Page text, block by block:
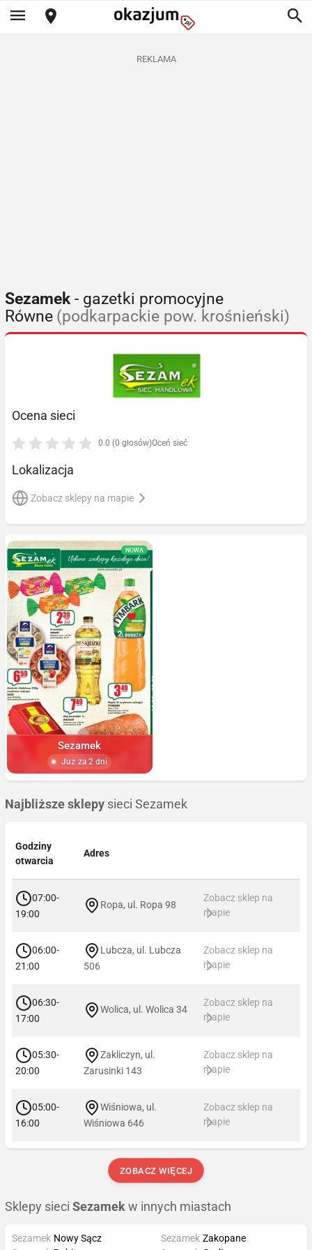
REKLAMA
Sezamek- gazetki promocyjne
Równe (podkarpackie pow. krośnieński)
Ocena sieci
0.0 (0 głosów)Oceń sieć
Lokalizacja
Zobacz sklepy na mapie
NOWA
Sezamek
Już za 2 dni
Najbliższe sklepy sieci Sezamek
Godziny
otwarcia
Adres
07:00-
19:00
Ropa, ul. Ropa 98
Zobacz sklep na
mapie
06:00-
21:00
Lubcza, ul. Lubcza
506
Zobacz sklep na
mapie
06:30-
17:00
Wolica, ul. Wolica 34
Zobacz sklep na
mapie
05:30-
20:00
Zakliczyn, ul.
Zarusinki 143
Zobacz sklep na
mapie
05:00-
16:00
Wiśniowa, ul.
Wiśniowa 646
Zobacz sklep na
mapie
ZOBACZ WIĘCEJ
Sklepy sieci Sezamek w innych miastach
Sezamek Nowy Sącz
Sezamek Zakopane